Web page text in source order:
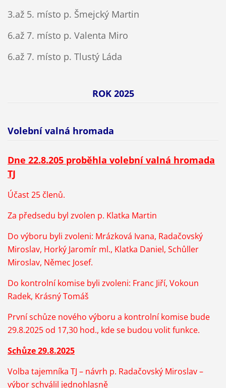
3.až 5. místo p. Šmejcký Martin
6.až 7. místo p. Valenta Miro
6.až 7. místo p. Tlustý Láda
ROK 2025
Volební valná hromada
Dne 22.8.205 proběhla volební valná hromada
TJ
Účast 25 členů.
Za předsedu byl zvolen p. Klatka Martin
Do výboru byli zvoleni: Mrázková Ivana, Radačovský
Miroslav, Horký Jaromír ml., Klatka Daniel, Schůller
Miroslav, Němec Josef.
Do kontrolní komise byli zvoleni: Franc Jiří, Vokoun
Radek, Krásný Tomáš
První schůze nového výboru a kontrolní komise bude
29.8.2025 od 17,30 hod., kde se budou volit funkce.
Schůze 29.8.2025
Volba tajemníka TJ – návrh p. Radačovský Miroslav –
výbor schválil jednohlasně